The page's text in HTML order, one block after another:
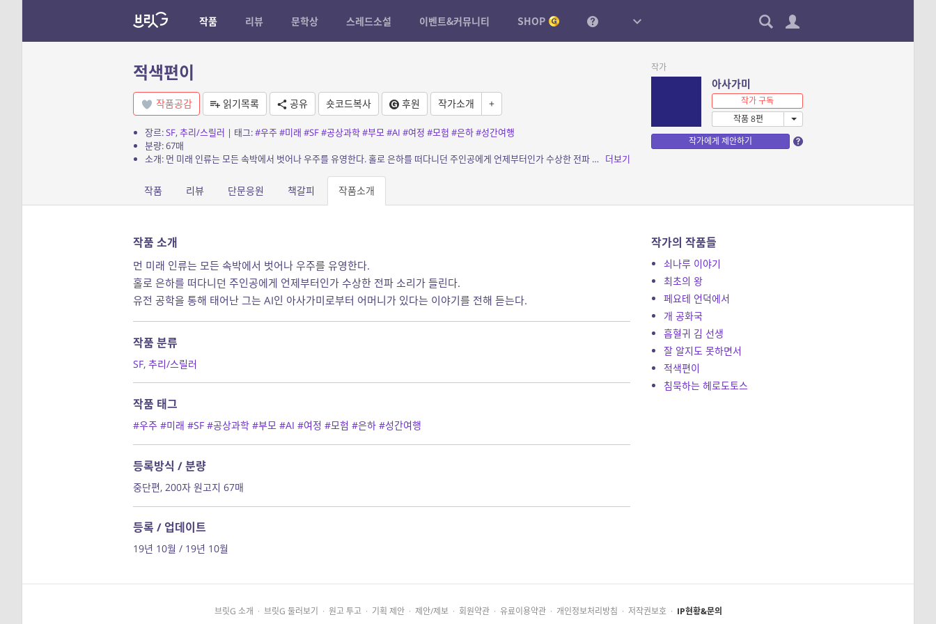
작품 리뷰 문학상 스레드소설 이벤트&커뮤니티 SHOP
적색편이
작품공감 읽기목록 공유 숏코드복사 후원 작가소개 +
장르:SF, 추리/스릴러 | 태그:#우주#미래 #SF#공상과학#부모#AI #여정 #모험 #은하#성간여행
분량: 67매
소개: 먼 미래 인류는 모든 속박에서 벗어나 우주를 유영한다. 홀로 은하를 떠다니던 주인공에게 언제부터인가 수상한 전파 소리가 들린다. 유전 공학을 통해 태어난 그는 AI인 아사가미로부터... 더보기
작가
아사가미
작가 구독
작품 8편
작가에게 제안하기
작품 리뷰 단문응원 책갈피 작품소개
작품 소개
먼 미래 인류는 모든 속박에서 벗어나 우주를 유영한다.
홀로 은하를 떠다니던 주인공에게 언제부터인가 수상한 전파 소리가 들린다.
유전 공학을 통해 태어난 그는 AI인 아사가미로부터 어머니가 있다는 이야기를 전해 듣는다.
작품 분류
SF, 추리/스릴러
작품 태그
#우주 #미래 #SF #공상과학 #부모 #AI #여정 #모험 #은하 #성간여행
등록방식 / 분량
중단편, 200자 원고지 67매
등록 / 업데이트
19년 10월 / 19년 10월
작가의 작품들
쇠나루 이야기
최초의 왕
페요테 언덕에서
개 공화국
흡혈귀 김 선생
잘 알지도 못하면서
적색편이
침묵하는 헤로도토스
브릿G 소개 · 브릿G 둘러보기 · 원고 투고 · 기획 제안 · 제안/제보 · 회원약관 · 유료이용약관 · 개인정보처리방침 · 저작권보호 · IP현황&문의